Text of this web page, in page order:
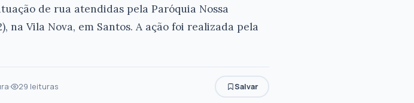
de rua atendidas pela Paróquia Nossa
na Vila Nova, em Santos. A ação foi realizada pela
29 leituras Salvar